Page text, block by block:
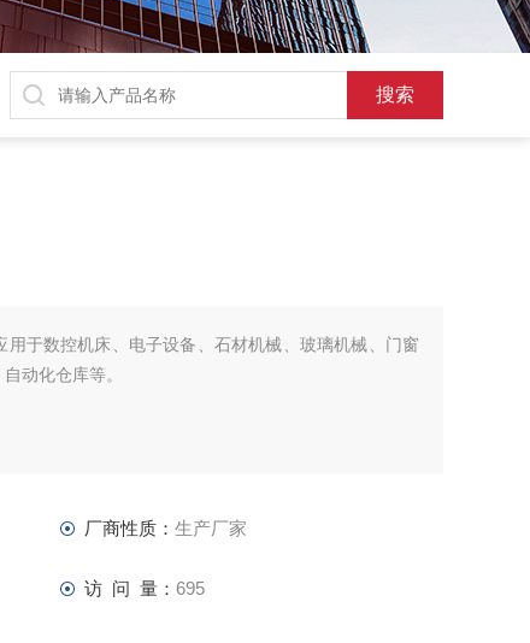
用于数控机床、电子设备、石材机械、玻璃机械、门窗
动化仓库等。
厂商性质： 生产厂家
访 问 量： 695